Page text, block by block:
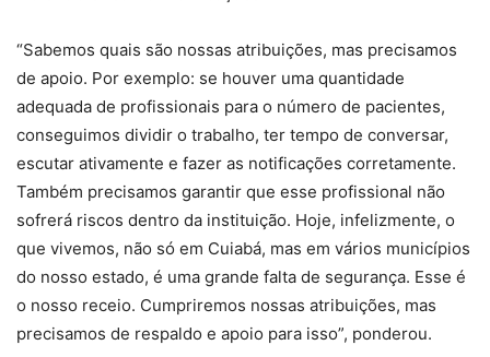
“Sabemos quais são nossas atribuições, mas precisamos
de apoio. Por exemplo: se houver uma quantidade
adequada de profissionais para o número de pacientes,
conseguimos dividir o trabalho, ter tempo de conversar,
escutar ativamente e fazer as notificações corretamente.
Também precisamos garantir que esse profissional não
sofrerá riscos dentro da instituição. Hoje, infelizmente, o
que vivemos, não só em Cuiabá, mas em vários municípios
do nosso estado, é uma grande falta de segurança. Esse é
o nosso receio. Cumpriremos nossas atribuições, mas
precisamos de respaldo e apoio para isso”, ponderou.